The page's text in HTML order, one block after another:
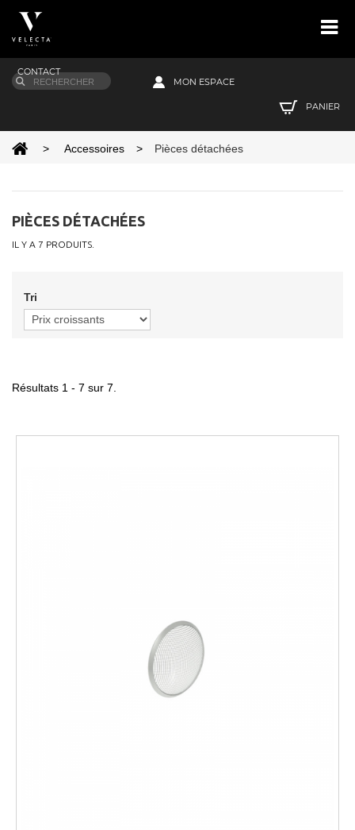
CONTACT
MON ESPACE
PANIER
> Accessoires > Pièces détachées
PIÈCES DÉTACHÉES
IL Y A 7 PRODUITS.
Tri
Résultats 1 - 7 sur 7.